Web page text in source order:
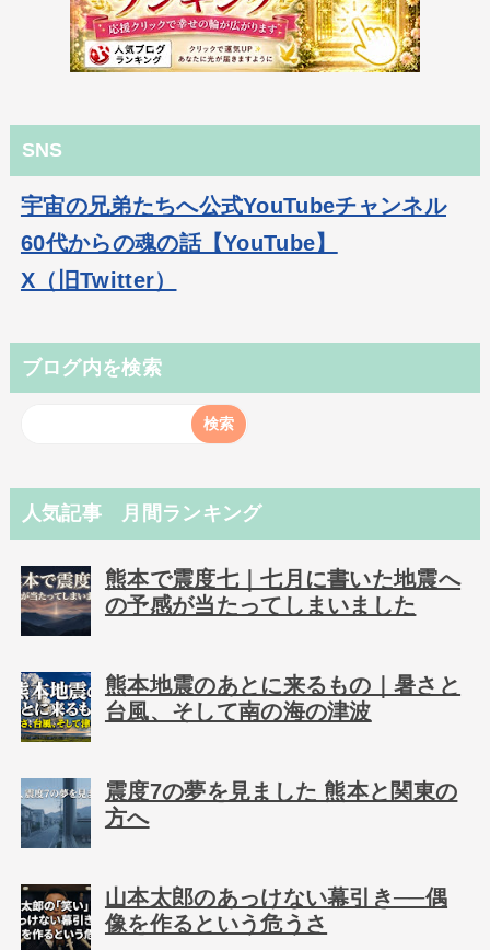
SNS
宇宙の兄弟たちへ公式YouTubeチャンネル
60代からの魂の話【YouTube】
X（旧Twitter）
ブログ内を検索
人気記事 月間ランキング
熊本で震度七｜七月に書いた地震へ
の予感が当たってしまいました
熊本地震のあとに来るもの｜暑さと
台風、そして南の海の津波
震度7の夢を見ました 熊本と関東の
方へ
山本太郎のあっけない幕引き──偶
像を作るという危うさ